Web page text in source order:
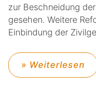
zur Beschneidung
gesehen. Weitere
Einbindung der
» Weiterlesen